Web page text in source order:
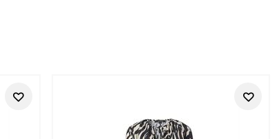
verbindet. Inspiriert von Reisen, neuen Kulturen und
Jacken, Hemden, Jeans, Strick oder